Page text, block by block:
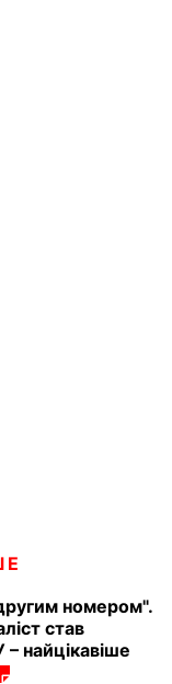
номером".
став
найцікавіше